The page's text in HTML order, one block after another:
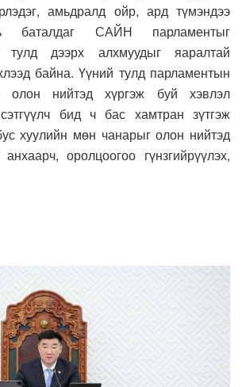
амьдралд ойр, ард түмэндээ
баталдаг САЙН парламентыг
тулд дээрх алхмуудыг яаралтай
байна. Үүний тулд парламентын
олон нийтэд хүргэж буй хэвлэл
бид ч бас хамтран зүтгэж
хуулийн мөн чанарыг олон нийтэд
оролцоогоо гүнзгийрүүлэх,